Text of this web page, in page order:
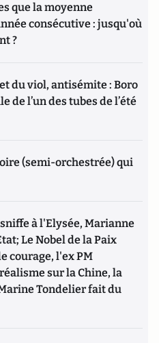
que la moyenne
consécutive : jusqu'où
?
du viol, antisémite : Boro
de l’un des tubes de l’été
(semi-orchestrée) qui
à l'Elysée, Marianne
Le Nobel de la Paix
courage, l'ex PM
sur la Chine, la
Tondelier fait du